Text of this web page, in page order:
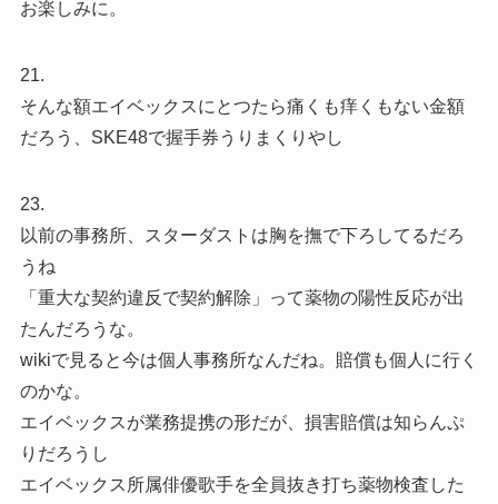
お楽しみに。
21.
そんな額エイベックスにとつたら痛くも痒くもない金額
だろう、SKE48で握手券うりまくりやし
23.
以前の事務所、スターダストは胸を撫で下ろしてるだろ
うね
「重大な契約違反で契約解除」って薬物の陽性反応が出
たんだろうな。
wikiで見ると今は個人事務所なんだね。賠償も個人に行く
のかな。
エイベックスが業務提携の形だが、損害賠償は知らんぷ
りだろうし
エイベックス所属俳優歌手を全員抜き打ち薬物検査した